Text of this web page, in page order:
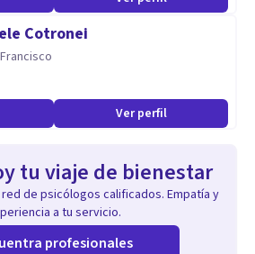
Cotronei
Ver perfil
tu viaje de bienestar
de psicólogos calificados. Empatía y
a tu servicio.
profesionales